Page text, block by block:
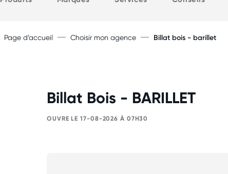
Page d’accueil Choisir mon agence Billat bois - barillet
Billat Bois - BARILLET
OUVRE LE 17-08-2026 À 07H30